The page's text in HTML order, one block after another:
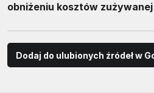
obniżeniu kosztów
Dodaj do ulubionych źródeł w